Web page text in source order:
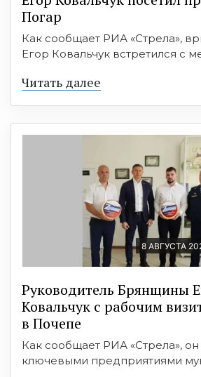
Погар
Как сообщает РИА «Стрела»,
Егор Ковальчук встретился с
Читать далее
8 АВГУСТА
Руководитель Брянщины
Ковальчук с рабочим
в Почепе
Как сообщает РИА «Стрела»,
ключевыми предприятиями